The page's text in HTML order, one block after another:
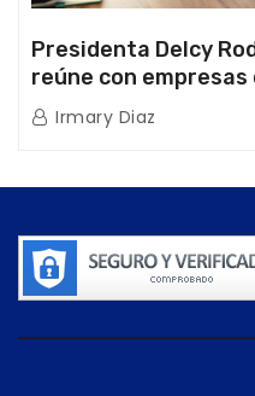
Presidenta Delcy
reúne con
sísmica Miyamoto
TFI Solutions
Irmary Diaz